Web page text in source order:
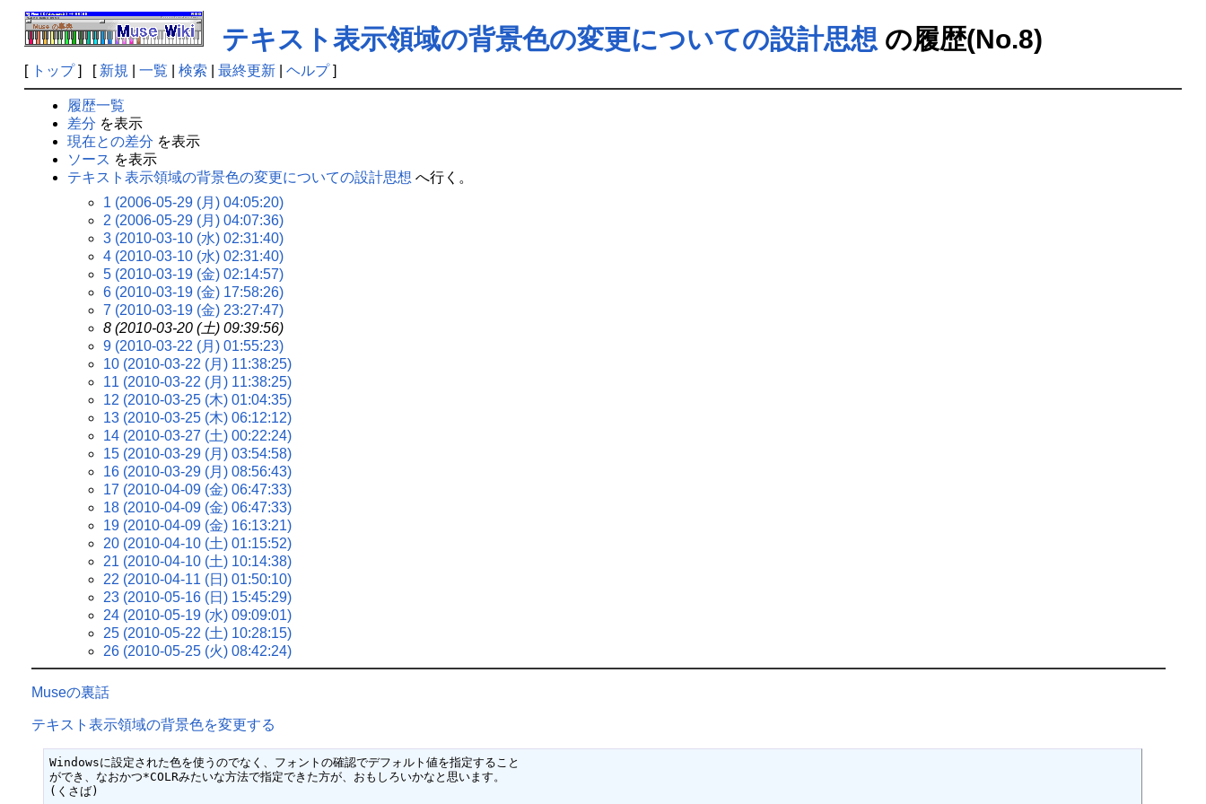
テキスト表示領域の背景色の変更についての設計思想 の履歴(No.8)
[ トップ] [ 新規 一覧 検索 最終更新| ヘルプ]
履歴一覧
差分 を表示
現在との差分 を表示
ソース を表示
テキスト表示領域の背景色の変更についての設計思想 へ行く。
1 (2006-05-29 (月) 04:05:20)
2 (2006-05-29 (月) 04:07:36)
3 (2010-03-10 (水) 02:31:40)
4 (2010-03-10 (水) 02:31:40)
5 (2010-03-19 (金) 02:14:57)
6 (2010-03-19 (金) 17:58:26)
7 (2010-03-19 (金) 23:27:47)
8 (2010-03-20 (土) 09:39:56)
9 (2010-03-22 (月) 01:55:23)
10 (2010-03-22 (月) 11:38:25)
11 (2010-03-22 (月) 11:38:25)
12 (2010-03-25 (木) 01:04:35)
13 (2010-03-25 (木) 06:12:12)
14 (2010-03-27 (土) 00:22:24)
15 (2010-03-29 (月) 03:54:58)
16 (2010-03-29 (月) 08:56:43)
17 (2010-04-09 (金) 06:47:33)
18 (2010-04-09 (金) 06:47:33)
19 (2010-04-09 (金) 16:13:21)
20 (2010-04-10 (土) 01:15:52)
21 (2010-04-10 (土) 10:14:38)
22 (2010-04-11 (日) 01:50:10)
23 (2010-05-16 (日) 15:45:29)
24 (2010-05-19 (水) 09:09:01)
25 (2010-05-22 (土) 10:28:15)
26 (2010-05-25 (火) 08:42:24)
Museの裏話
テキスト表示領域の背景色を変更する
Windowsに設定された色を使うのでなく、フォントの確認でデフォルト値を指定すること
ができ、なおかつ*COLRみたいな方法で指定できた方が、おもしろいかなと思います。
(くさば)